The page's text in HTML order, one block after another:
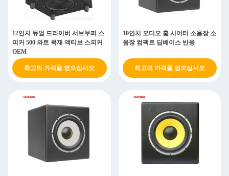
12인치 듀얼 드라이버 서브우퍼 스
피커 500 와트 목재 액티브 스피커
OEM
최고의 가격을 얻으십시오
10인치 오디오 홈 시어터 소음장 소
음장 컴팩트 딥베이스 반응
최고의 가격을 얻으십시오